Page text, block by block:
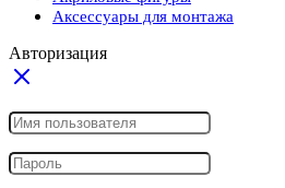
Аксессуары для монтажа
Авторизация